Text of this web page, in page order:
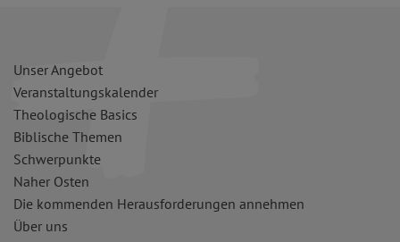
Unser Angebot
Veranstaltungskalender
Theologische Basics
Biblische Themen
Schwerpunkte
Naher Osten
Die kommenden Herausforderungen annehmen
Über uns